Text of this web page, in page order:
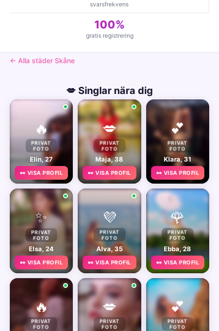
svarsfrekvens
100%
gratis registrering
← Alla städer Skåne
💋 Singlar nära dig
🔥
PRIVAT
FOTO
Elin, 27
👀 VISA PROFIL
💋
PRIVAT
FOTO
Maja, 38
👀 VISA PROFIL
💕
PRIVAT
FOTO
Klara, 31
👀 VISA PROFIL
✨
PRIVAT
FOTO
Elsa, 24
👀 VISA PROFIL
💜
PRIVAT
FOTO
Alva, 35
👀 VISA PROFIL
🌹
PRIVAT
FOTO
Ebba, 28
👀 VISA PROFIL
🔥
PRIVAT
FOTO
💋
PRIVAT
FOTO
💕
PRIVAT
FOTO